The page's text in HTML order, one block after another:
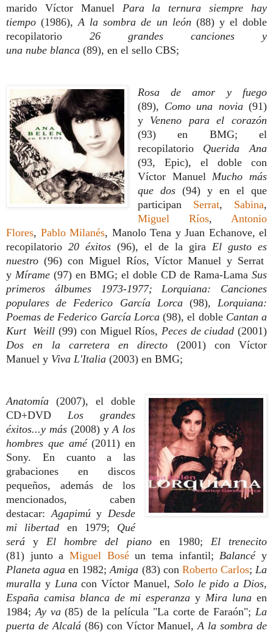
marido Víctor Manuel Para la ternura siempre hay
tiempo (1986),A la sombra de un león (88) y el doble
recopilatorio 26 grandes canciones y
una nube blanca (89), en el sello CBS;
Rosa de amor y fuego
(89), Como una novia (91)
y Veneno para el corazón
(93) en BMG; el
recopilatorio Querida Ana
(93, Epic), el doble con
Víctor ManuelMucho más
que dos (94) y en el que
participan Serrat, Sabina,
Miguel Ríos,Antonio
Flores, Pablo Milanés, Manolo Tena y Juan Echanove, el
recopilatorio 20 éxitos (96), el de la gira El gusto es
nuestro (96) con Miguel Ríos, Víctor Manuel y Serrat
y Mírame (97) en BMG; el doble CD de Rama-Lama Sus
primeros álbumes 1973-1977;Lorquiana: Canciones
populares de Federico García Lorca (98),Lorquiana:
Poemas de Federico García Lorca(98), el doble Cantan a
Kurt Weill(99) con Miguel Ríos, Peces de ciudad(2001)
Dos en la carretera en directo (2001) con Víctor
Manuel y Viva L'Italia (2003) en BMG;
Anatomía(2007), el doble
CD+DVDLos grandes
éxitos...y más (2008) yA los
hombres que amé(2011) en
Sony. En cuanto a las
grabaciones en discos
pequeños, además de los
mencionados, caben
destacar:AgapimúyDesde
mi libertad en 1979; Qué
seráy El hombre del piano en 1980; El trenecito
(81) junto aMiguel Boséun tema infantil;Balancéy
Planeta aguaen 1982;Amiga (83) con Roberto Carlos; La
muralla yLunacon Víctor Manuel, Solo le pido a Dios,
España camisa blanca de mi esperanza y Mira luna en
1984;Ay va(85) de la película "La corte deFaraón";La
puerta de Alcalá (86) con Víctor Manuel,A la sombra de